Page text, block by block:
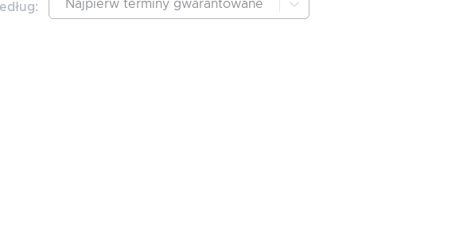
: Najpierw terminy gwarantowane